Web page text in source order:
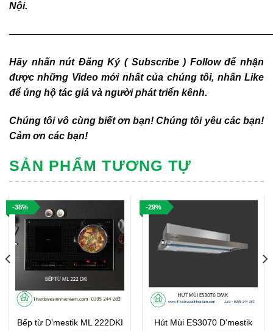
Nội.
Hãy nhấn nút Đăng Ký ( Subscribe ) Follow để nhận
được những Video mới nhất của chúng tôi, nhấn Like
để ủng hộ tác giả và người phát triển kênh.
Chúng tôi vô cùng biết ơn bạn! Chúng tôi yêu các bạn!
Cảm ơn các bạn!
SẢN PHẨM TƯƠNG TỰ
-38%
Bếp từ D’mestik ML 222DKI
-29%
Hút Mùi ES3070 D’mestik